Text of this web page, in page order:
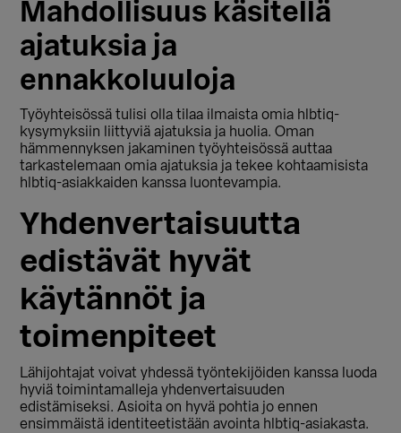
Mahdollisuus käsitellä
ajatuksia ja
ennakkoluuloja
Työyhteisössä tulisi olla tilaa ilmaista omia hlbtiq-
kysymyksiin liittyviä ajatuksia ja huolia. Oman
hämmennyksen jakaminen työyhteisössä auttaa
tarkastelemaan omia ajatuksia ja tekee kohtaamisista
hlbtiq-asiakkaiden kanssa luontevampia.
Yhdenvertaisuutta
edistävät hyvät
käytännöt ja
toimenpiteet
Lähijohtajat voivat yhdessä työntekijöiden kanssa luoda
hyviä toimintamalleja yhdenvertaisuuden
edistämiseksi. Asioita on hyvä pohtia jo ennen
ensimmäistä identiteetistään avointa hlbtiq-asiakasta.